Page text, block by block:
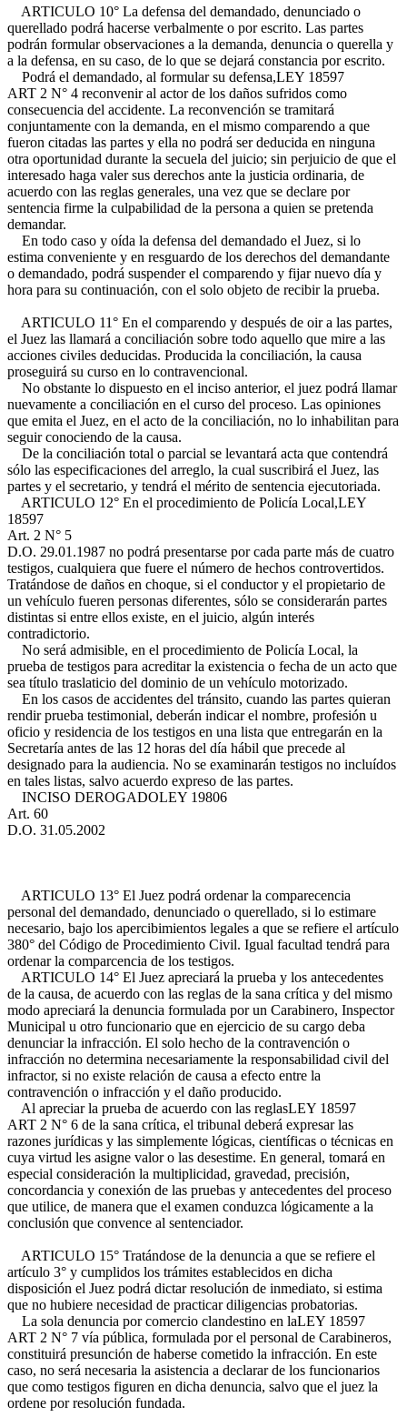
ARTICULO 10° La defensa del demandado, denunciado o
querellado podrá hacerse verbalmente o por escrito. Las partes
podrán formular observaciones a la demanda, denuncia o querella y
a la defensa, en su caso, de lo que se dejará constancia por escrito.
Podrá el demandado, al formular su defensa,LEY 18597
ART 2 N° 4 reconvenir al actor de los daños sufridos como
consecuencia del accidente. La reconvención se tramitará
conjuntamente con la demanda, en el mismo comparendo a que
fueron citadas las partes y ella no podrá ser deducida en ninguna
otra oportunidad durante la secuela del juicio; sin perjuicio de que el
interesado haga valer sus derechos ante la justicia ordinaria, de
acuerdo con las reglas generales, una vez que se declare por
sentencia firme la culpabilidad de la persona a quien se pretenda
demandar.
En todo caso y oída la defensa del demandado el Juez, si lo
estima conveniente y en resguardo de los derechos del demandante
o demandado, podrá suspender el comparendo y fijar nuevo día y
hora para su continuación, con el solo objeto de recibir la prueba.
ARTICULO 11° En el comparendo y después de oir a las partes,
el Juez las llamará a conciliación sobre todo aquello que mire a las
acciones civiles deducidas. Producida la conciliación, la causa
proseguirá su curso en lo contravencional.
No obstante lo dispuesto en el inciso anterior, el juez podrá llamar
nuevamente a conciliación en el curso del proceso. Las opiniones
que emita el Juez, en el acto de la conciliación, no lo inhabilitan para
seguir conociendo de la causa.
De la conciliación total o parcial se levantará acta que contendrá
sólo las especificaciones del arreglo, la cual suscribirá el Juez, las
partes y el secretario, y tendrá el mérito de sentencia ejecutoriada.
ARTICULO 12° En el procedimiento de Policía Local,LEY
18597
Art. 2 N° 5
D.O. 29.01.1987 no podrá presentarse por cada parte más de cuatro
testigos, cualquiera que fuere el número de hechos controvertidos.
Tratándose de daños en choque, si el conductor y el propietario de
un vehículo fueren personas diferentes, sólo se considerarán partes
distintas si entre ellos existe, en el juicio, algún interés
contradictorio.
No será admisible, en el procedimiento de Policía Local, la
prueba de testigos para acreditar la existencia o fecha de un acto que
sea título traslaticio del dominio de un vehículo motorizado.
En los casos de accidentes del tránsito, cuando las partes quieran
rendir prueba testimonial, deberán indicar el nombre, profesión u
oficio y residencia de los testigos en una lista que entregarán en la
Secretaría antes de las 12 horas del día hábil que precede al
designado para la audiencia. No se examinarán testigos no incluídos
en tales listas, salvo acuerdo expreso de las partes.
INCISO DEROGADOLEY 19806
Art. 60
D.O. 31.05.2002
ARTICULO 13° El Juez podrá ordenar la comparecencia
personal del demandado, denunciado o querellado, si lo estimare
necesario, bajo los apercibimientos legales a que se refiere el artículo
380° del Código de Procedimiento Civil. Igual facultad tendrá para
ordenar la comparcencia de los testigos.
ARTICULO 14° El Juez apreciará la prueba y los antecedentes
de la causa, de acuerdo con las reglas de la sana crítica y del mismo
modo apreciará la denuncia formulada por un Carabinero, Inspector
Municipal u otro funcionario que en ejercicio de su cargo deba
denunciar la infracción. El solo hecho de la contravención o
infracción no determina necesariamente la responsabilidad civil del
infractor, si no existe relación de causa a efecto entre la
contravención o infracción y el daño producido.
Al apreciar la prueba de acuerdo con las reglasLEY 18597
ART 2 N° 6 de la sana crítica, el tribunal deberá expresar las
razones jurídicas y las simplemente lógicas, científicas o técnicas en
cuya virtud les asigne valor o las desestime. En general, tomará en
especial consideración la multiplicidad, gravedad, precisión,
concordancia y conexión de las pruebas y antecedentes del proceso
que utilice, de manera que el examen conduzca lógicamente a la
conclusión que convence al sentenciador.
ARTICULO 15° Tratándose de la denuncia a que se refiere el
artículo 3° y cumplidos los trámites establecidos en dicha
disposición el Juez podrá dictar resolución de inmediato, si estima
que no hubiere necesidad de practicar diligencias probatorias.
La sola denuncia por comercio clandestino en laLEY 18597
ART 2 N° 7 vía pública, formulada por el personal de Carabineros,
constituirá presunción de haberse cometido la infracción. En este
caso, no será necesaria la asistencia a declarar de los funcionarios
que como testigos figuren en dicha denuncia, salvo que el juez la
ordene por resolución fundada.